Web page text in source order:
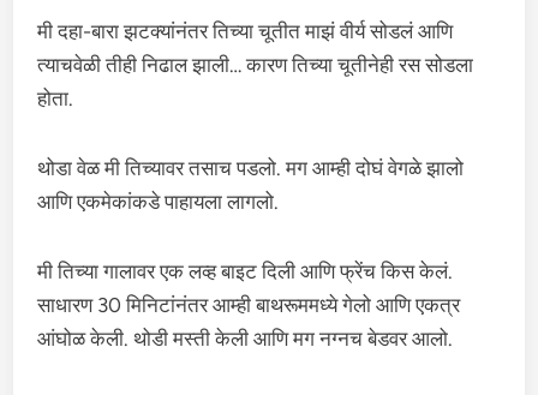
मी दहा-बारा झटक्यांनंतर तिच्या चूतीत माझं वीर्य सोडलं आणि
त्याचवेळी तीही निढाल झाली… कारण तिच्या चूतीनेही रस सोडला
होता.
थोडा वेळ मी तिच्यावर तसाच पडलो. मग आम्ही दोघं वेगळे झालो
आणि एकमेकांकडे पाहायला लागलो.
मी तिच्या गालावर एक लव्ह बाइट दिली आणि फ्रेंच किस केलं.
साधारण 30 मिनिटांनंतर आम्ही बाथरूममध्ये गेलो आणि एकत्र
आंघोळ केली. थोडी मस्ती केली आणि मग नग्नच बेडवर आलो.